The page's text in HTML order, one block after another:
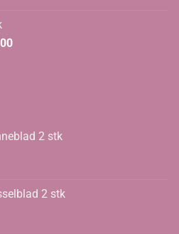
Nåværende
2 stk
2 stk